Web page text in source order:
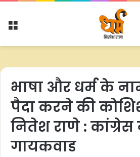
Menu
भाषा और धर्म के
पैदा करने की
नितेश राणे : कांग्रेस
गायकवाड